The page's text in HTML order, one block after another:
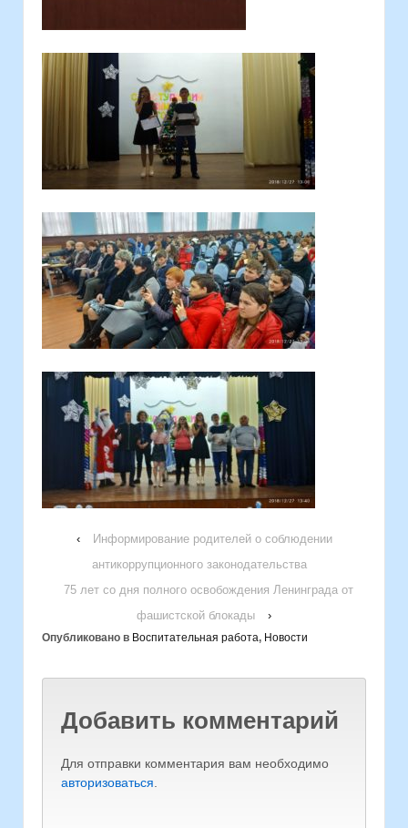
‹
Информирование родителей о соблюдении
антикоррупционного законодательства
75 лет со дня полного освобождения Ленинграда от
фашистской блокады
›
Опубликовано в Воспитательная работа, Новости
Добавить комментарий
Для отправки комментария вам необходимо
авторизоваться